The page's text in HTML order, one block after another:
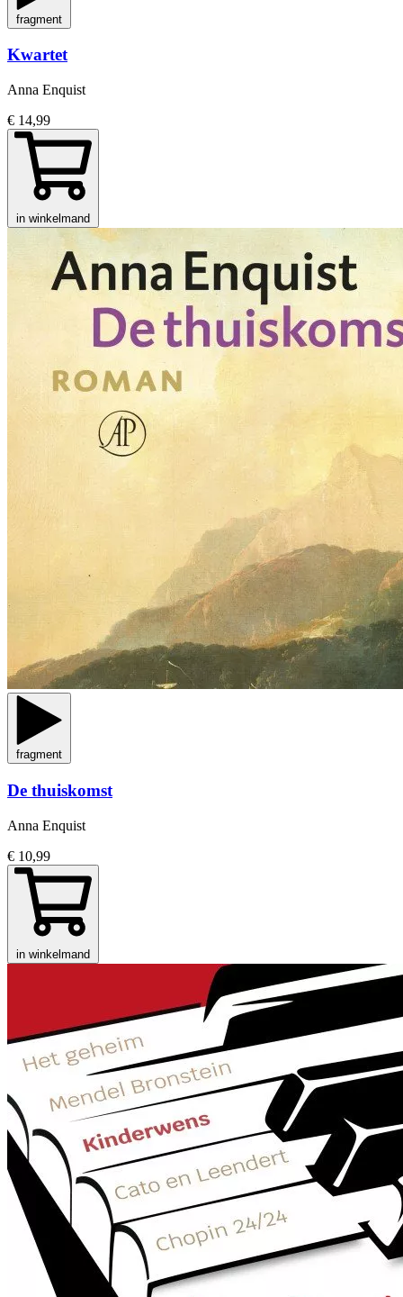
fragment
Kwartet
Anna Enquist
€ 14,99
in winkelmand
fragment
De thuiskomst
Anna Enquist
€ 10,99
in winkelmand